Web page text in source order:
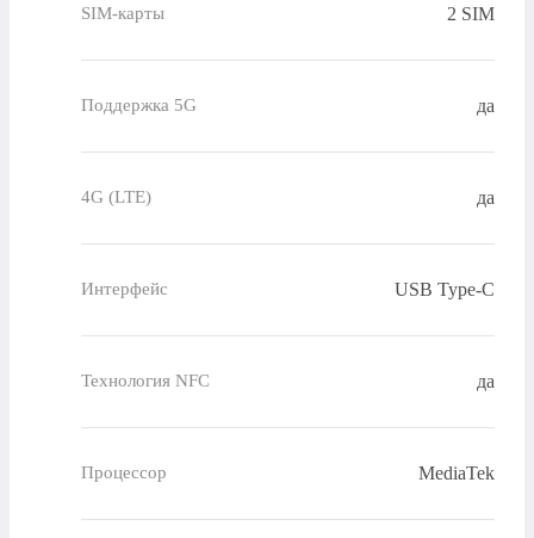
SIM-карты 2 SIM
Поддержка 5G да
4G (LTE) да
Интерфейс USB Type-C
Технология NFC да
Процессор MediaTek